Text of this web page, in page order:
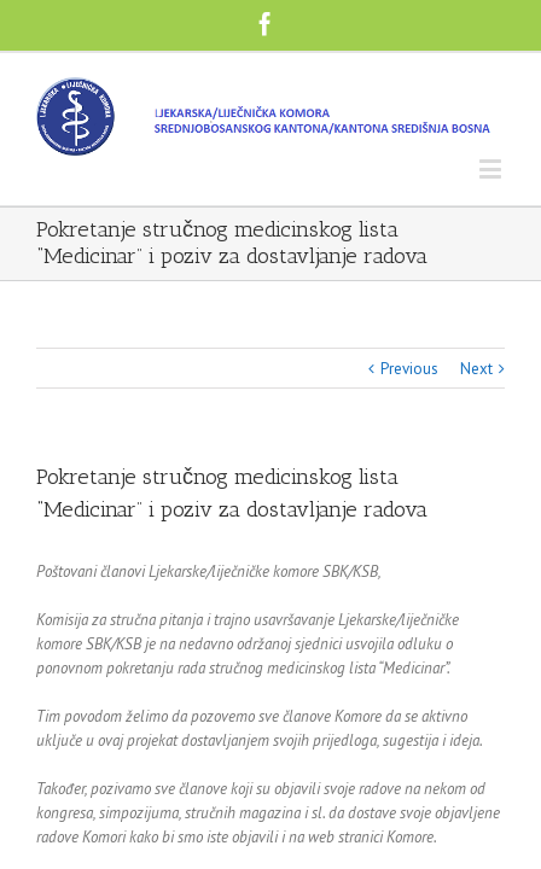
Pokretanje stručnog medicinskog lista
“Medicinar” i poziv za dostavljanje radova
Previous Next
Pokretanje stručnog medicinskog lista
“Medicinar” i poziv za dostavljanje radova
Poštovani članovi Ljekarske/liječničke komore SBK/KSB,
Komisija za stručna pitanja i trajno usavršavanje Ljekarske/liječničke
komore SBK/KSB je na nedavno održanoj sjednici usvojila odluku o
ponovnom pokretanju rada stručnog medicinskog lista “Medicinar”.
Tim povodom želimo da pozovemo sve članove Komore da se aktivno
uključe u ovaj projekat dostavljanjem svojih prijedloga, sugestija i ideja.
Također, pozivamo sve članove koji su objavili svoje radove na nekom od
kongresa, simpozijuma, stručnih magazina i sl. da dostave svoje objavljene
radove Komori kako bi smo iste objavili i na web stranici Komore.